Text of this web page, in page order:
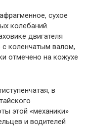
сухое
колебаний.
двигателя
с коленчатым валом,
отмечено на кожухе
в
этой «механики»
и водителей